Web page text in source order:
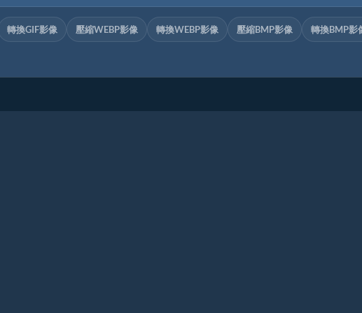
轉換GIF影像 壓縮WEBP影像 轉換WEBP影像 壓縮BMP影像 轉換BMP影